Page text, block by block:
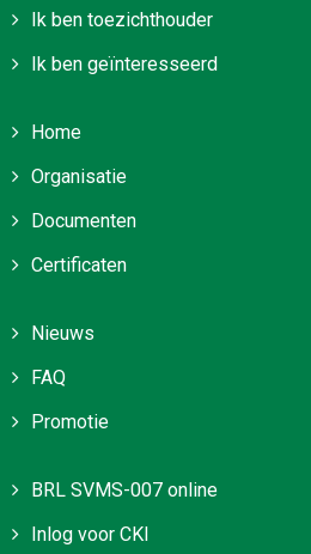
Ik ben toezichthouder
Ik ben geïnteresseerd
Home
Organisatie
Documenten
Certificaten
Nieuws
FAQ
Promotie
BRL SVMS-007 online
Inlog voor CKI